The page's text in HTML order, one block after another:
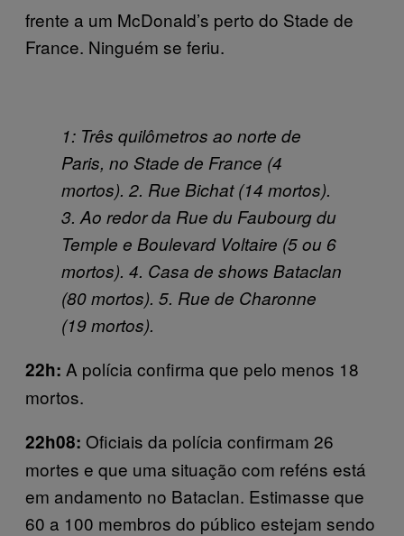
frente a um McDonald’s perto do Stade de
France. Ninguém se feriu.
1: Três quilômetros ao norte de
Paris, no Stade de France (4
mortos). 2. Rue Bichat (14 mortos).
3. Ao redor da Rue du Faubourg du
Temple e Boulevard Voltaire (5 ou 6
mortos). 4. Casa de shows Bataclan
(80 mortos). 5. Rue de Charonne
(19 mortos).
22h: A polícia confirma que pelo menos 18
mortos.
22h08: Oficiais da polícia confirmam 26
mortes e que uma situação com reféns está
em andamento no Bataclan. Estimasse que
60 a 100 membros do público estejam sendo